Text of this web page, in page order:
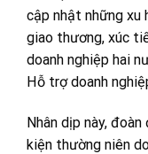
cập nhật những xu
giao thương, xúc
doanh nghiệp hai
Hỗ trợ doanh
Nhân dịp này,
kiện thường niên